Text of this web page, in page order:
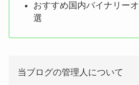
おすすめ国内バイナリー
選
当ブログの管理人について